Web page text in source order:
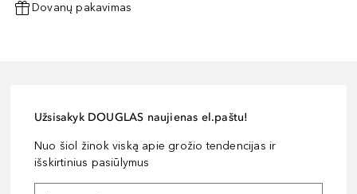
Dovanų pakavimas
Užsisakyk DOUGLAS naujienas el.paštu!
Nuo šiol žinok viską apie grožio tendencijas ir
išskirtinius pasiūlymus